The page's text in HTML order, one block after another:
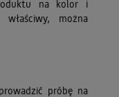
na kolor i
można
próbę na